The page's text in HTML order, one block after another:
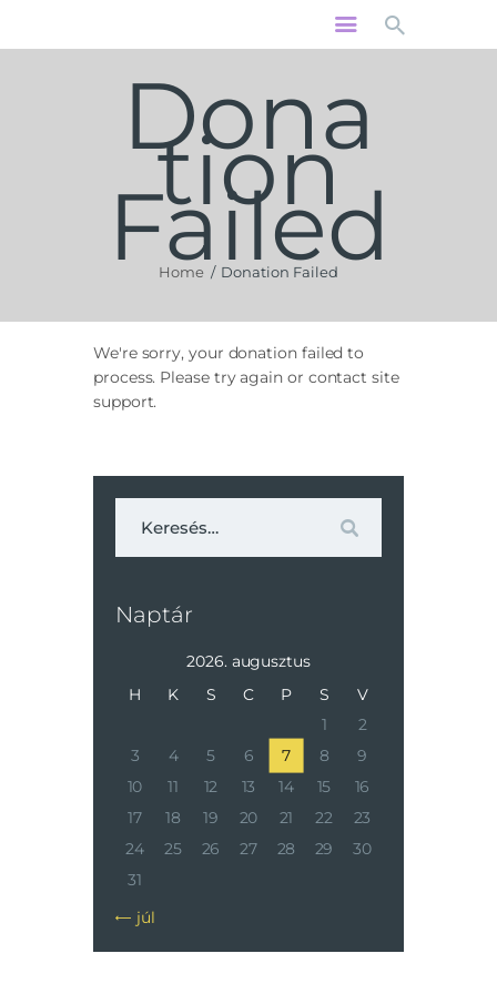
Dona
tion
Failed
Home Donation Failed
RÓLUNK
HÍREK
MISEREND
SZENTSÉGEK
HITOKTATÁS
KÖZÖSSÉGEK
PROGRAMOK
KAPCSOLAT
We're sorry, your donation failed to
process. Please try again or contact site
support.
Naptár
2026. augusztus
H
K S C P S
V
1
2
3
4 5 6 7 8
9
10
11 12 13 14 15
16
17
18 19 20 21 22
23
24
25 26 27 28 29
30
31
« júl